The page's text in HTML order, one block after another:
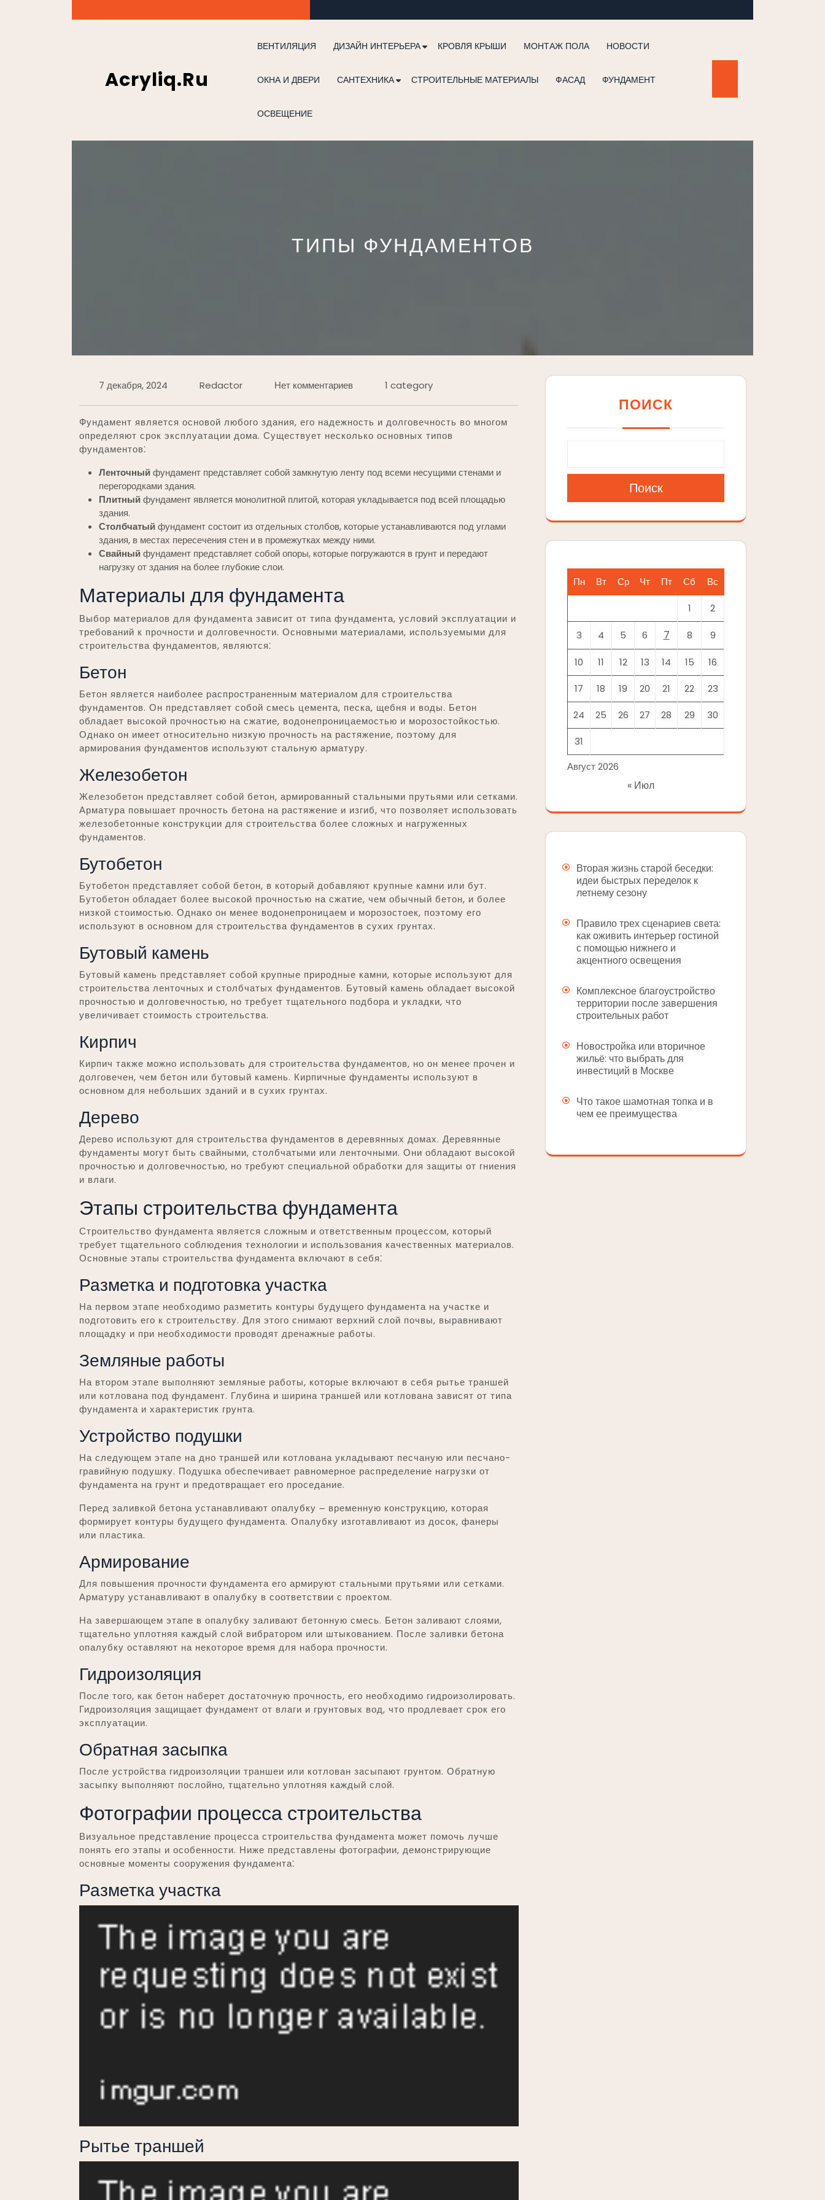
к
Acryliq.ru
ВЕНТИЛЯЦИЯ ДИЗАЙН ИНТЕРЬЕРА КРОВЛЯ КРЫШИ МОНТАЖ ПОЛА НОВОСТИ
ОКНА И ДВЕРИ САНТЕХНИКА СТРОИТЕЛЬНЫЕ МАТЕРИАЛЫ ФАСАД ФУНДАМЕНТ
ОСВЕЩЕНИЕ
ТИПЫ ФУНДАМЕНТОВ
7 декабря, 2024 Redactor Нет комментариев 1 category
Фундамент является основой любого здания, его надежность и долговечность во многом
определяют срок эксплуатации дома. Существует несколько основных типов
фундаментов⁚
Ленточныйфундамент представляет собой замкнутую ленту под всеми несущими стенами и
перегородками здания.
Плитныйфундамент является монолитной плитой, которая укладывается под всей площадью
здания.
Столбчатыйфундамент состоит из отдельных столбов, которые устанавливаются под углами
здания, в местах пересечения стен и в промежутках между ними.
Свайныйфундамент представляет собой опоры, которые погружаются в грунт и передают
нагрузку от здания на более глубокие слои.
Материалы для фундамента
Выбор материалов для фундамента зависит от типа фундамента, условий эксплуатации и
требований к прочности и долговечности. Основными материалами, используемыми для
строительства фундаментов, являются⁚
Бетон
Бетон является наиболее распространенным материалом для строительства
фундаментов. Он представляет собой смесь цемента, песка, щебня и воды. Бетон
обладает высокой прочностью на сжатие, водонепроницаемостью и морозостойкостью.
Однако он имеет относительно низкую прочность на растяжение, поэтому для
армирования фундаментов используют стальную арматуру.
Железобетон
Железобетон представляет собой бетон, армированный стальными прутьями или сетками.
Арматура повышает прочность бетона на растяжение и изгиб, что позволяет использовать
железобетонные конструкции для строительства более сложных и нагруженных
фундаментов.
Бутобетон
Бутобетон представляет собой бетон, в который добавляют крупные камни или бут.
Бутобетон обладает более высокой прочностью на сжатие, чем обычный бетон, и более
низкой стоимостью. Однако он менее водонепроницаем и морозостоек, поэтому его
используют в основном для строительства фундаментов в сухих грунтах.
Бутовый камень
Бутовый камень представляет собой крупные природные камни, которые используют для
строительства ленточных и столбчатых фундаментов. Бутовый камень обладает высокой
прочностью и долговечностью, но требует тщательного подбора и укладки, что
увеличивает стоимость строительства.
Кирпич
Кирпич также можно использовать для строительства фундаментов, но он менее прочен и
долговечен, чем бетон или бутовый камень. Кирпичные фундаменты используют в
основном для небольших зданий и в сухих грунтах.
Дерево
Дерево используют для строительства фундаментов в деревянных домах. Деревянные
фундаменты могут быть свайными, столбчатыми или ленточными. Они обладают высокой
прочностью и долговечностью, но требуют специальной обработки для защиты от гниения
и влаги.
Этапы строительства фундамента
Строительство фундамента является сложным и ответственным процессом, который
требует тщательного соблюдения технологии и использования качественных материалов.
Основные этапы строительства фундамента включают в себя⁚
Разметка и подготовка участка
На первом этапе необходимо разметить контуры будущего фундамента на участке и
подготовить его к строительству. Для этого снимают верхний слой почвы, выравнивают
площадку и при необходимости проводят дренажные работы.
Земляные работы
На втором этапе выполняют земляные работы, которые включают в себя рытье траншей
или котлована под фундамент. Глубина и ширина траншей или котлована зависят от типа
фундамента и характеристик грунта.
Устройство подушки
На следующем этапе на дно траншей или котлована укладывают песчаную или песчано-
гравийную подушку. Подушка обеспечивает равномерное распределение нагрузки от
фундамента на грунт и предотвращает его проседание.
Перед заливкой бетона устанавливают опалубку ౼ временную конструкцию, которая
формирует контуры будущего фундамента. Опалубку изготавливают из досок, фанеры
или пластика.
Армирование
Для повышения прочности фундамента его армируют стальными прутьями или сетками.
Арматуру устанавливают в опалубку в соответствии с проектом.
На завершающем этапе в опалубку заливают бетонную смесь. Бетон заливают слоями,
тщательно уплотняя каждый слой вибратором или штыкованием. После заливки бетона
опалубку оставляют на некоторое время для набора прочности.
Гидроизоляция
После того, как бетон наберет достаточную прочность, его необходимо гидроизолировать.
Гидроизоляция защищает фундамент от влаги и грунтовых вод, что продлевает срок его
эксплуатации.
Обратная засыпка
После устройства гидроизоляции траншеи или котлован засыпают грунтом. Обратную
засыпку выполняют послойно, тщательно уплотняя каждый слой.
Фотографии процесса строительства
Визуальное представление процесса строительства фундамента может помочь лучше
понять его этапы и особенности. Ниже представлены фотографии, демонстрирующие
основные моменты сооружения фундамента⁚
Разметка участка
Рытье траншей
ПОИСК
Поиск
Август 2026
Пн Вт Ср Чт Пт Сб Вс
1 2
3 4 5 6 7 8 9
10 11 12 13 14 15 16
17 18 19 20 21 22 23
24 25 26 27 28 29 30
31
« Июл
Вторая жизнь старой беседки:
идеи быстрых переделок к
летнему сезону
Правило трех сценариев света:
как оживить интерьер гостиной
с помощью нижнего и
акцентного освещения
Комплексное благоустройство
территории после завершения
строительных работ
Новостройка или вторичное
жильё: что выбрать для
инвестиций в Москве
Что такое шамотная топка и в
чем ее преимущества